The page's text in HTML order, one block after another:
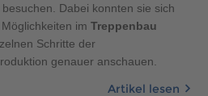
Dabei konnten sie sich
im Treppenbau
Schritte der
genauer anschauen.
Artikel lesen